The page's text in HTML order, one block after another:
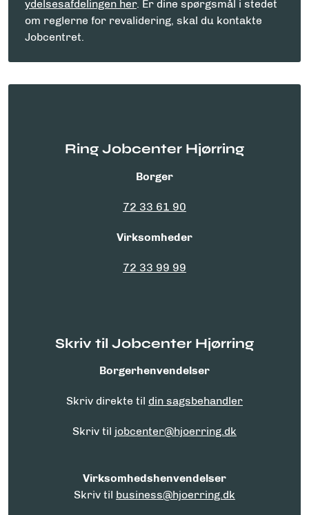
ydelsesafdelingen her. Er dine spørgsmål i stedet
om reglerne for revalidering, skal du kontakte
Jobcentret.
Ring Jobcenter Hjørring
Borger
72 33 61 90
Virksomheder
72 33 99 99
Skriv til Jobcenter Hjørring
Borgerhenvendelser
Skriv direkte til din sagsbehandler
Skriv til jobcenter@hjoerring.dk
Virksomhedshenvendelser
Skriv til business@hjoerring.dk